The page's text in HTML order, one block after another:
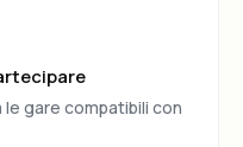
gare compatibili con